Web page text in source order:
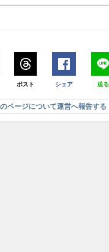
ポスト シェア 送る
ページについて運営へ報告する